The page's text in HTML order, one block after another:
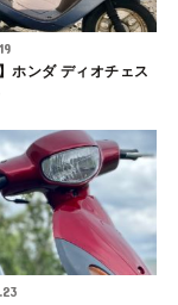
ホンダ ディオチェス